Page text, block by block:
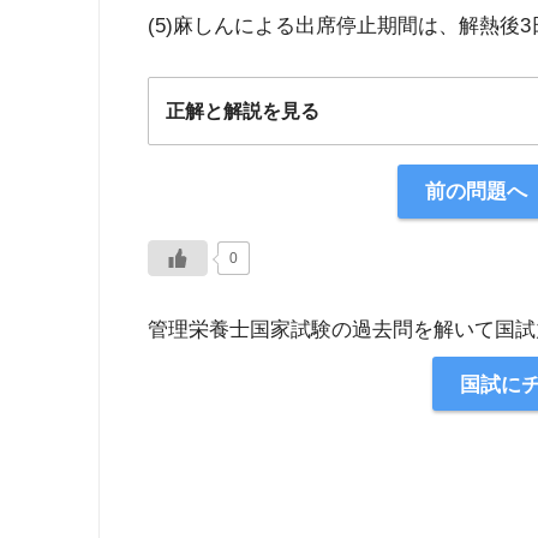
(5)麻しんによる出席停止期間は、解熱後
正解と解説を見る
前の問題へ
0
管理栄養士国家試験の過去問を解いて国
国試に